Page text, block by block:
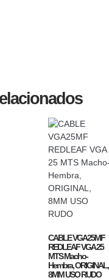
CABLE VGA25MF
REDLEAF VGA 25
MTS Macho-
Hembra, ORIGINAL,
8MM USO RUDO